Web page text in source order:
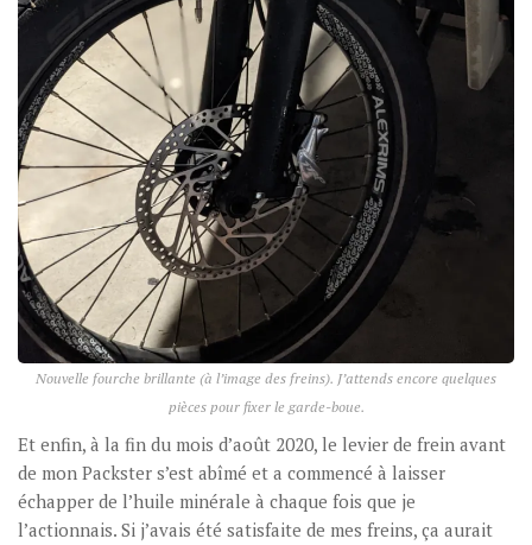
Nouvelle fourche brillante (à l’image des freins). J’attends encore quelques
pièces pour fixer le garde-boue.
Et enfin, à la fin du mois d’août 2020, le levier de frein avant
de mon Packster s’est abîmé et a commencé à laisser
échapper de l’huile minérale à chaque fois que je
l’actionnais. Si j’avais été satisfaite de mes freins, ça aurait